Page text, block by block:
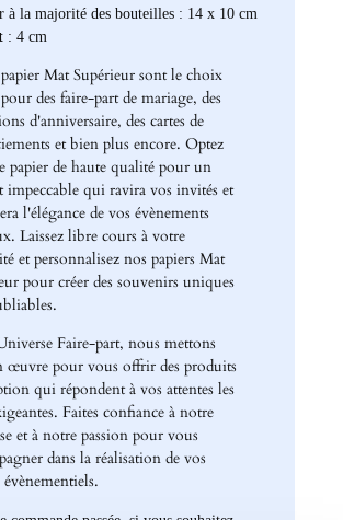
à la majorité des bouteilles : 14 x 10 cm
: 4 cm
Mat Supérieur sont le choix
des faire-part de mariage, des
d'anniversaire, des cartes de
et bien plus encore. Optez
papier de haute qualité pour un
impeccable qui ravira vos invités et
l'élégance de vos évènements
Laissez libre cours à votre
et personnalisez nos papiers Mat
pour créer des souvenirs uniques
Faire-part, nous mettons
œuvre pour vous offrir des produits
qui répondent à vos attentes les
Faites confiance à notre
et à notre passion pour vous
dans la réalisation de vos